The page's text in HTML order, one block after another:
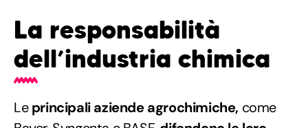
La responsabilità
dell’industria chimica
Leprincipali aziende agrochimiche, come